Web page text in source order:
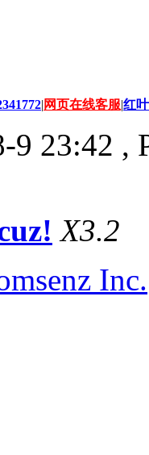
| 网页在线客服|红
9 23:42 ,
X3.2
Inc.